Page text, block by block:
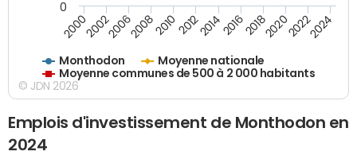
Monthodon
Moyenne nationale
Moyenne communes de 500 à 2 000 habitants
200020022006200820102012201420162018202020222024
0
© JDN 2026
Emplois d'investissement de Monthodon en
2024